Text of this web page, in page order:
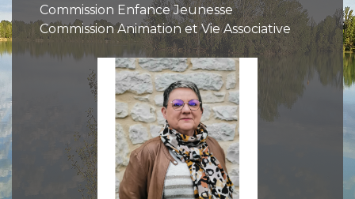
Commission Enfance Jeunesse
Commission Animation et Vie Associative